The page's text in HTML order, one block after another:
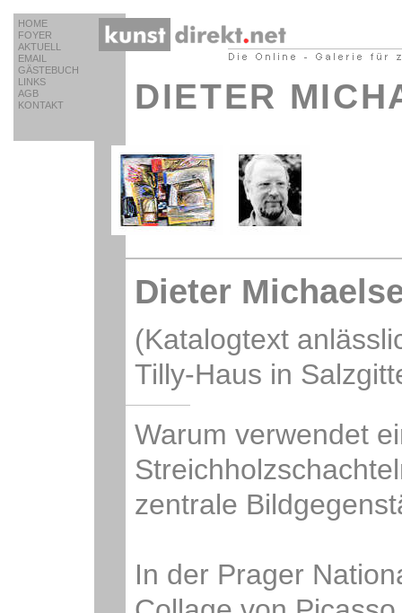
HOME
FOYER
AKTUELL
EMAIL
GÄSTEBUCH
LINKS
AGB
KONTAKT
DIETER
Dieter
(Katalogtext
Tilly-Haus in
Warum verwendet
zentrale
In der Prager